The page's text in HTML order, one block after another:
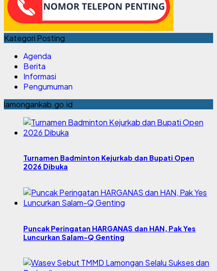
Kategori Posting
Agenda
Berita
Informasi
Pengumuman
lamongankab.go.id
Turnamen Badminton Kejurkab dan Bupati Open
2026 Dibuka
Puncak Peringatan HARGANAS dan HAN, Pak Yes
Luncurkan Salam-Q Genting